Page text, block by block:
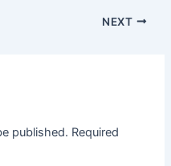
NEXT
published. Required